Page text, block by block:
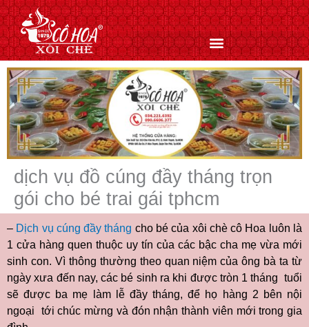
Nhảy
tới
nội
dung
dịch vụ đồ cúng đầy tháng trọn
gói cho bé trai gái tphcm
– Dịch vụ cúng đầy tháng cho bé của xôi chè cô Hoa luôn là
1 cửa hàng quen thuộc uy tín của các bậc cha mẹ vừa mới
sinh con. Vì thông thường theo quan niệm của ông bà ta từ
ngày xưa đến nay, các bé sinh ra khi được tròn 1 tháng tuổi
sẽ được ba mẹ làm lễ đầy tháng, để họ hàng 2 bên nội
ngoại tới chúc mừng và đón nhận thành viên mới trong gia